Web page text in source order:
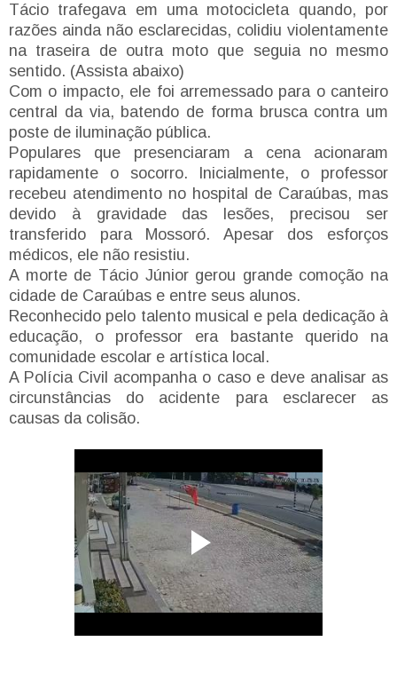
Tácio trafegava em uma motocicleta quando, por
razões ainda não esclarecidas, colidiu violentamente
na traseira de outra moto que seguia no mesmo
sentido. (Assista abaixo)
Com o impacto, ele foi arremessado para o canteiro
central da via, batendo de forma brusca contra um
poste de iluminação pública.
Populares que presenciaram a cena acionaram
rapidamente o socorro. Inicialmente, o professor
recebeu atendimento no hospital de Caraúbas, mas
devido à gravidade das lesões, precisou ser
transferido para Mossoró. Apesar dos esforços
médicos, ele não resistiu.
A morte de Tácio Júnior gerou grande comoção na
cidade de Caraúbas e entre seus alunos.
Reconhecido pelo talento musical e pela dedicação à
educação, o professor era bastante querido na
comunidade escolar e artística local.
A Polícia Civil acompanha o caso e deve analisar as
circunstâncias do acidente para esclarecer as
causas da colisão.